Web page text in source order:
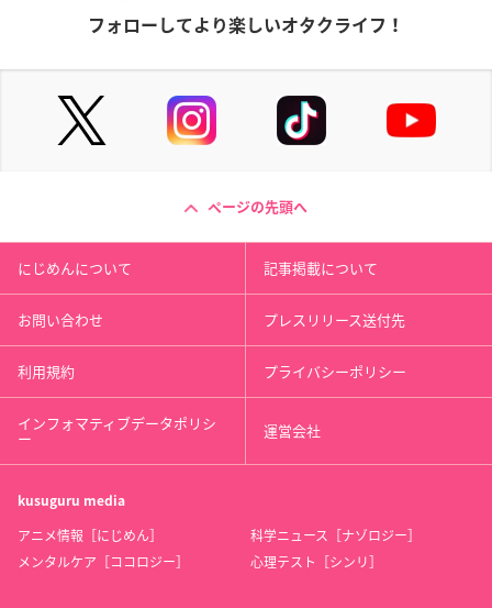
フォローしてより楽しいオタクライフ！
ページの先頭へ
にじめんについて 記事掲載について
お問い合わせ プレスリリース送付先
利用規約 プライバシーポリシー
インフォマティブデータポリシ
ー 運営会社
kusuguru media
アニメ情報［にじめん］
科学ニュース［ナゾロジー］
メンタルケア［ココロジー］
心理テスト［シンリ］